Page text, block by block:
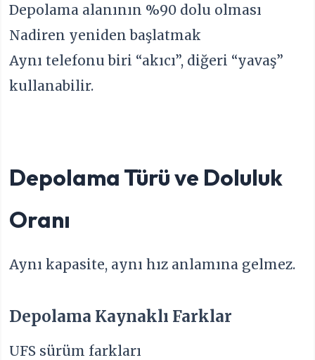
Depolama alanının %90 dolu olması
Nadiren yeniden başlatmak
Aynı telefonu biri “akıcı”, diğeri “yavaş”
kullanabilir.
Depolama Türü ve Doluluk
Oranı
Aynı kapasite, aynı hız anlamına gelmez.
Depolama Kaynaklı Farklar
UFS sürüm farkları